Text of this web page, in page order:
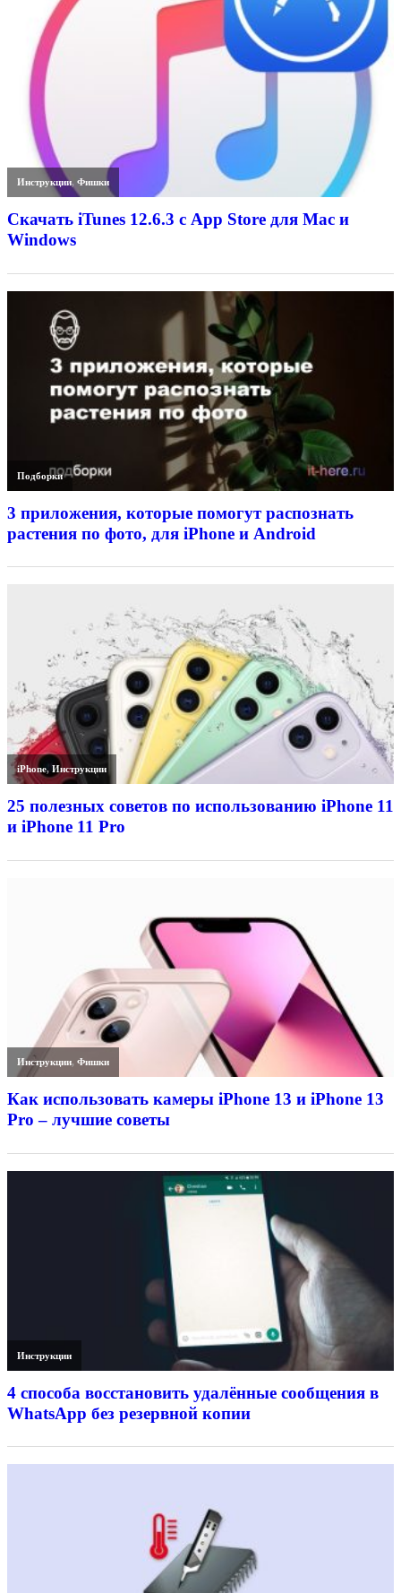
Инструкции,Фишки
Скачать iTunes 12.6.3 с App Store для Mac и
Windows
Подборки
3 приложения, которые помогут распознать
растения по фото, для iPhone и Android
iPhone,Инструкции
25 полезных советов по использованию iPhone 11
и iPhone 11 Pro
Инструкции,Фишки
Как использовать камеры iPhone 13 и iPhone 13
Pro – лучшие советы
Инструкции
4 способа восстановить удалённые сообщения в
WhatsApp без резервной копии